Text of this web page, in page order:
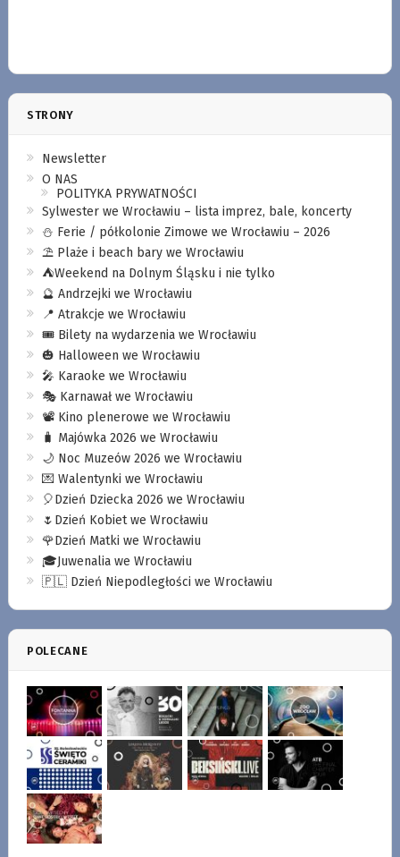
STRONY
Newsletter
O NAS
POLITYKA PRYWATNOŚCI
Sylwester we Wrocławiu – lista imprez, bale, koncerty
⛄️ Ferie / półkolonie Zimowe we Wrocławiu – 2026
⛱️ Plaże i beach bary we Wrocławiu
⛺️Weekend na Dolnym Śląsku i nie tylko
🔮 Andrzejki we Wrocławiu
📍 Atrakcje we Wrocławiu
🎟️ Bilety na wydarzenia we Wrocławiu
🎃 Halloween we Wrocławiu
🎤 Karaoke we Wrocławiu
🎭 Karnawał we Wrocławiu
📽️ Kino plenerowe we Wrocławiu
🧳 Majówka 2026 we Wrocławiu
🌙 Noc Muzeów 2026 we Wrocławiu
💌 Walentynki we Wrocławiu
🎈Dzień Dziecka 2026 we Wrocławiu
🌷Dzień Kobiet we Wrocławiu
🌹Dzień Matki we Wrocławiu
🎓Juwenalia we Wrocławiu
🇵🇱 Dzień Niepodległości we Wrocławiu
POLECANE